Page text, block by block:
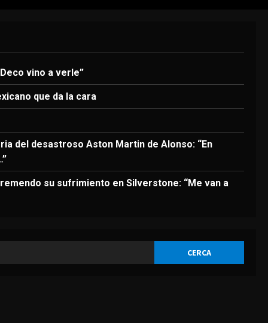
3 Agosto 8, 2026
4
nuevo seleccionador de
Los 7 segundos más virales:
Víctor Muñoz ya enamora en
vino a verle”
que da la cara
del desastroso Aston Martin de Alonso: “En
su sufrimiento en Silverstone: “Me van a